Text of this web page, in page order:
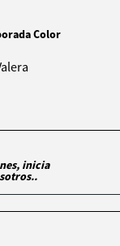
Color
inicia